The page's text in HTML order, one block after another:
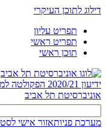
דילוג לתוכן העיקרי
תפריט עליון
תפריט ראשי
תוכן ראשי
ידיעון 2020/21
הפקולטה
אוניברסיטת תל אביב
מערכת פניותאזור אישי